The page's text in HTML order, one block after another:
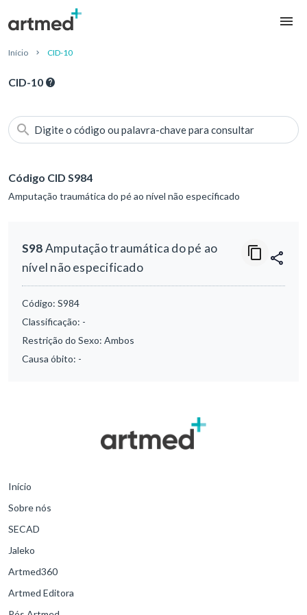
Início CID-10
CID-10
Digite o código ou palavra-chave para consultar
Código CID S984
Amputação traumática do pé ao nível não especificado
S98Amputação traumática do pé ao
nível não especificado
Código: S984
Classificação: -
Restrição do Sexo: Ambos
Causa óbito: -
Início
Sobre nós
SECAD
Jaleko
Artmed360
Artmed Editora